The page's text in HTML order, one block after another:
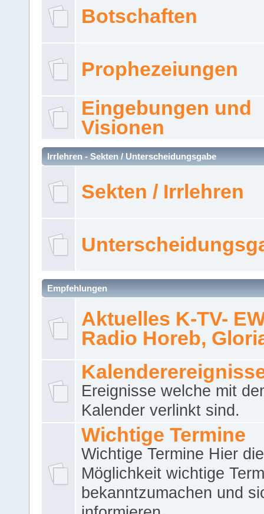
Botschaften
Prophezeiungen
Eingebungen und
Visionen
Irrlehren - Sekten / Unterscheidungsgabe
Sekten / Irrlehren
Empfehlungen
Aktuelles K-TV-
Radio Horeb,
Ereignisse welche mit
Kalender verlinkt sind.
Wichtige Termine
Wichtige Termine Hier die
Möglichkeit wichtige
bekanntzumachen und